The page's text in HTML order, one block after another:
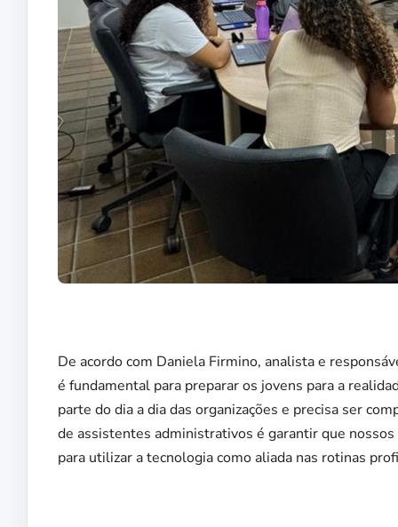
De acordo com Daniela Firmino, analista e
é fundamental para preparar os jovens para a
parte do dia a dia das organizações e precisa ser
de assistentes administrativos é garantir que
para utilizar a tecnologia como aliada nas rotinas